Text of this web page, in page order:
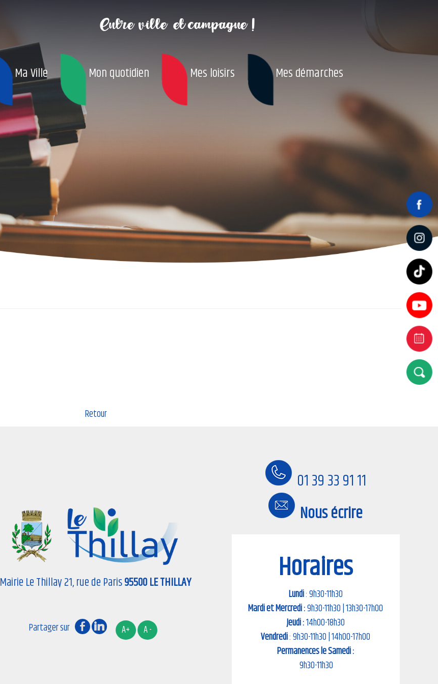
Entre ville et campagne !
Ma Ville Mon quotidien Mes loisirs Mes démarches
Retour
Mairie Le Thillay 21, rue de Paris95500 LE THILLAY
01 39 33 91 11
Nous écrire
Horaires
Lundi: 9h30-11h30
Mardi et Mercredi :9h30-11h30 | 13h30-17h00
Jeudi :14h00-18h30
Vendredi: 9h30-11h30 | 14h00-17h00
Permanences le Samedi :
9h30-11h30